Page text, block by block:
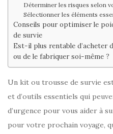
Déterminer les risques selon
Sélectionner les éléments
Conseils pour optimiser le
de survie
Est-il plus rentable d’acheter
ou de le fabriquer soi-même ?
Un kit ou trousse de survie
et d’outils essentiels qui
d’urgence pour vous aider à
pour votre prochain voyage,